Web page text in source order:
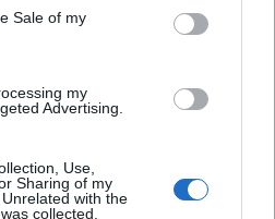
Sale of my
my
Advertising.
Use,
Sharing of my
with the
collected.
Laisvalaikis
sudarykite du kvadratus